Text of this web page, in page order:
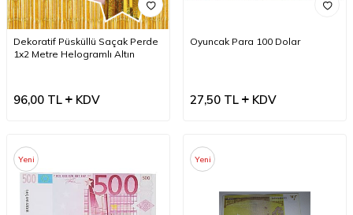
Dekoratif Püsküllü Saçak Perde
1x2 Metre Helogramlı Altın
96,00 TL KDV
Oyuncak Para 100 Dolar
27,50 TL KDV
Yeni Yeni